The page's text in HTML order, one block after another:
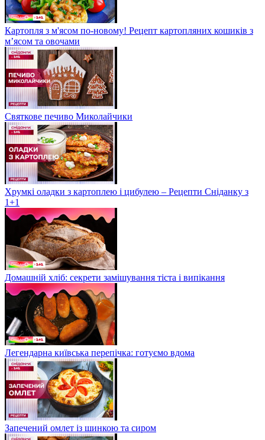
Картопля з м'ясом по-новому! Рецепт картопляних кошиків з
м’ясом та овочами
Святкове печиво Миколайчики
Хрумкі оладки з картоплею і цибулею – Рецепти Сніданку з
1+1
Домашній хліб: секрети замішування тіста і випікання
Легендарна київська перепічка: готуємо вдома
Запечений омлет із шинкою та сиром